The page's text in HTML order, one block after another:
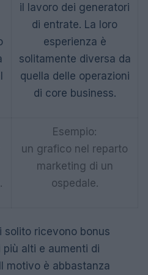
il lavoro dei generatori
di entrate. La loro
esperienza è
solitamente diversa da
quella delle operazioni
di core business.
Esempio:
un grafico nel reparto
marketing di un
ospedale.
solito ricevono bonus
alti e aumenti di
motivo è abbastanza